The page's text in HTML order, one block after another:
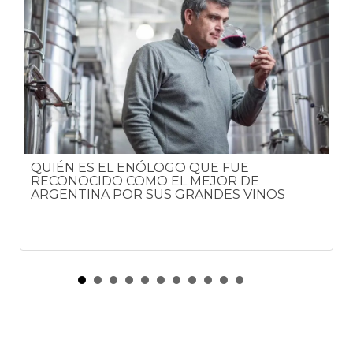
QUIÉN ES EL ENÓLOGO QUE FUE
RECONOCIDO COMO EL MEJOR DE
ARGENTINA POR SUS GRANDES VINOS